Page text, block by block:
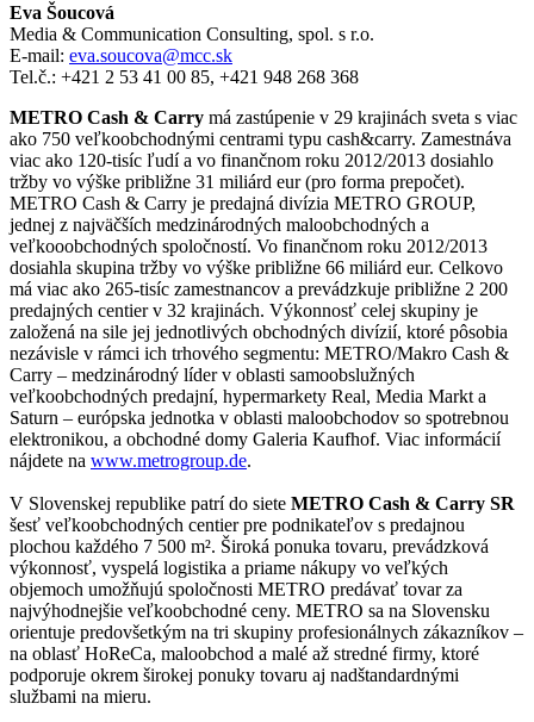
Eva Šoucová
Media & Communication Consulting, spol. s r.o.
E-mail: eva.soucova@mcc.sk
Tel.č.: +421 2 53 41 00 85, +421 948 268 368
METRO Cash & Carry má zastúpenie v 29 krajinách sveta s viac
ako 750 veľkoobchodnými centrami typu cash&carry. Zamestnáva
viac ako 120-tisíc ľudí a vo finančnom roku 2012/2013 dosiahlo
tržby vo výške približne 31 miliárd eur (pro forma prepočet).
METRO Cash & Carry je predajná divízia METRO GROUP,
jednej z najväčších medzinárodných maloobchodných a
veľkooobchodných spoločností. Vo finančnom roku 2012/2013
dosiahla skupina tržby vo výške približne 66 miliárd eur. Celkovo
má viac ako 265-tisíc zamestnancov a prevádzkuje približne 2 200
predajných centier v 32 krajinách. Výkonnosť celej skupiny je
založená na sile jej jednotlivých obchodných divízií, ktoré pôsobia
nezávisle v rámci ich trhového segmentu: METRO/Makro Cash &
Carry – medzinárodný líder v oblasti samoobslužných
veľkoobchodných predajní, hypermarkety Real, Media Markt a
Saturn – európska jednotka v oblasti maloobchodov so spotrebnou
elektronikou, a obchodné domy Galeria Kaufhof. Viac informácií
nájdete na www.metrogroup.de.
V Slovenskej republike patrí do siete METRO Cash & Carry SR
šesť veľkoobchodných centier pre podnikateľov s predajnou
plochou každého 7 500 m². Široká ponuka tovaru, prevádzková
výkonnosť, vyspelá logistika a priame nákupy vo veľkých
objemoch umožňujú spoločnosti METRO predávať tovar za
najvýhodnejšie veľkoobchodné ceny. METRO sa na Slovensku
orientuje predovšetkým na tri skupiny profesionálnych zákazníkov –
na oblasť HoReCa, maloobchod a malé až stredné firmy, ktoré
podporuje okrem širokej ponuky tovaru aj nadštandardnými
službami na mieru.